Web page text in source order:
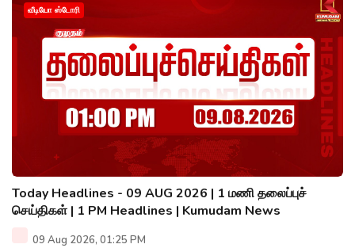
வீடியோ ஸ்டோரி
Today Headlines - 09 AUG 2026 | 1 மணி தலைப்புச்
செய்திகள் | 1 PM Headlines | Kumudam News
09 Aug 2026, 01:25 PM